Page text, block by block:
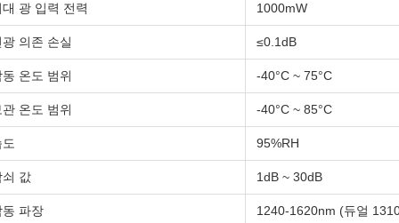
대 광 입력 전력 1000mW
광 의존 손실 ≤0.1dB
동 온도 범위 -40°C ~ 75°C
관 온도 범위 -40°C ~ 85°C
95%RH
쇠 값 1dB ~ 30dB
동 파장 1240-1620nm (듀얼